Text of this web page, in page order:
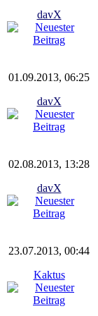
davX
01.09.2013, 06:25
davX
02.08.2013, 13:28
davX
23.07.2013, 00:44
Kaktus